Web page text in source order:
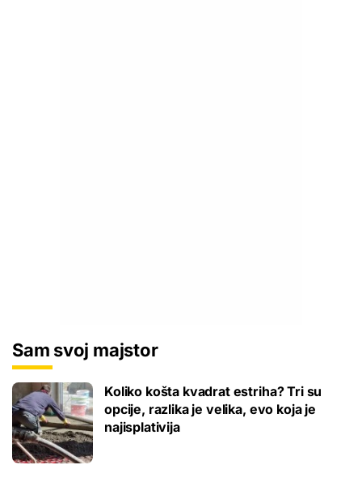
Sam svoj majstor
Koliko košta kvadrat estriha? Tri su
opcije, razlika je velika, evo koja je
najisplativija